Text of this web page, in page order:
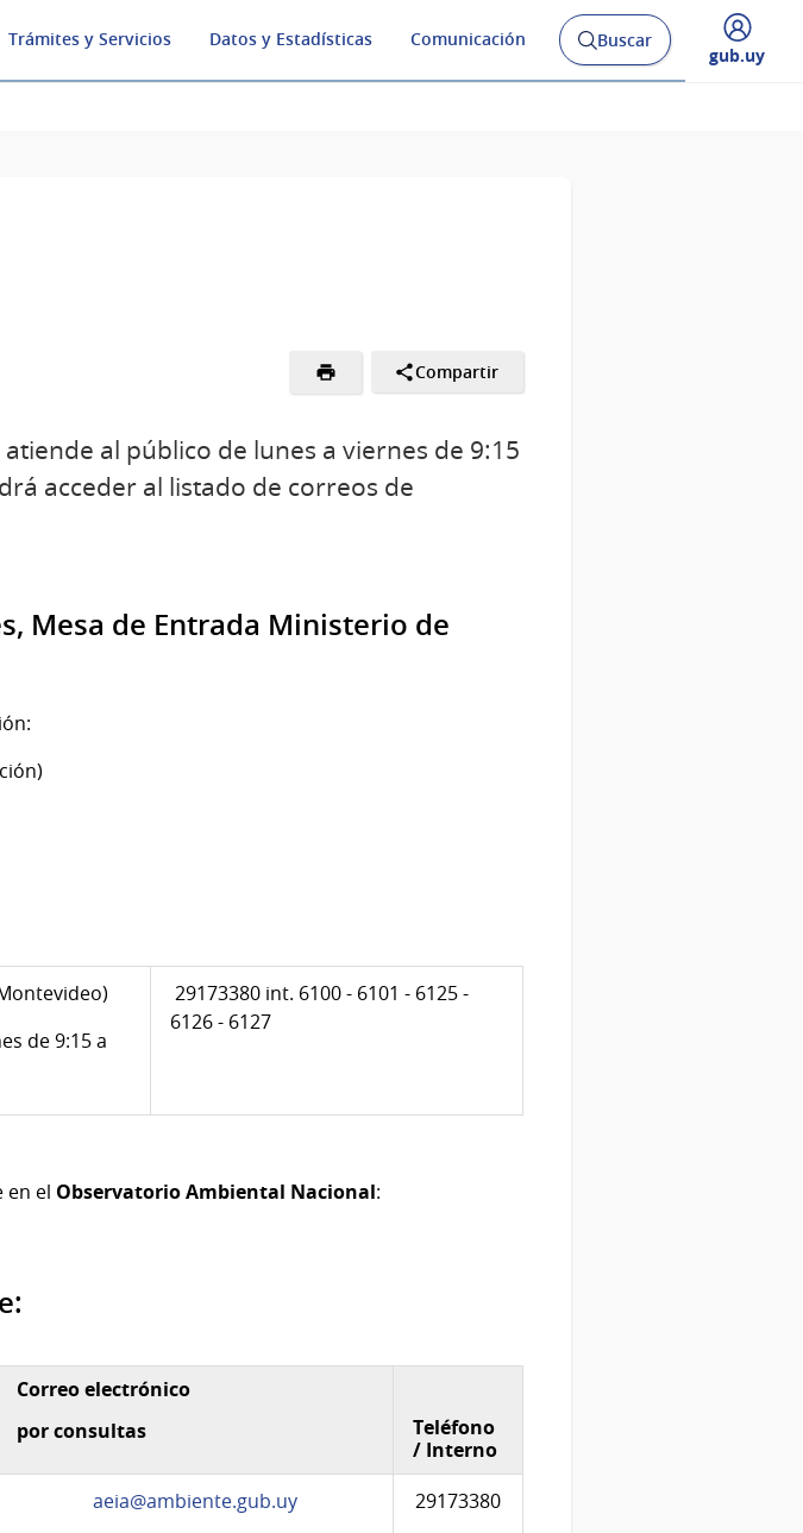
Trámites y Servicios Datos y Estadísticas Comunicación
Abrir
buscador
Buscar
Desplegar
gub.uy
Compartir
al público de lunes a viernes de 9:15
acceder al listado de correos de
Mesa de Entrada Ministerio de
de 9:15 a
29173380 int. 6100 - 6101 - 6125 -
6126 - 6127
en el Observatorio Ambiental Nacional:
Correo electrónico
por consultas
Teléfono
/ Interno
aeia@ambiente.gub.uy
29173380